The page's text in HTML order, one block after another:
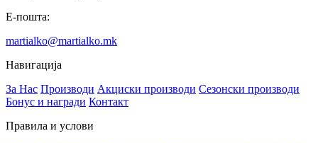
Е-пошта:
martialko@martialko.mk
Навигација
За Нас Производи Акциски производи Сезонски производи
Бонус и награди Контакт
Правила и услови